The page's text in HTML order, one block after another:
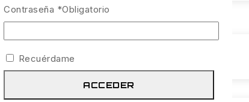
Contraseña *Obligatorio
Recuérdame
ACCEDER